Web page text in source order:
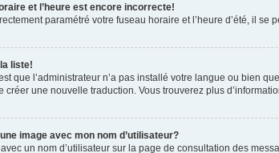
et l’heure est encore incorrecte!
paramétré votre fuseau horaire et l’heure d’été, il
liste!
que l’administrateur n’a pas installé votre langue ou bien
créer une nouvelle traduction. Vous trouverez plus
image avec mon nom d’utilisateur?
un nom d’utilisateur sur la page de consultation des